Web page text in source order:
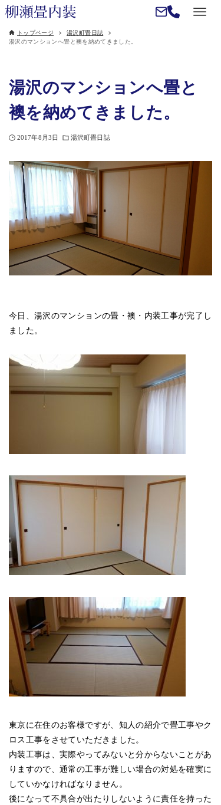
トップページ
湯沢町畳日誌
湯沢のマンションへ畳と襖を納めてきました。
湯沢のマンションへ畳と
襖を納めてきました。
2017年8月3日 湯沢町畳日誌
今日、湯沢のマンションの畳・襖・内装工事が完了し
ました。
東京に在住のお客様ですが、知人の紹介で畳工事やク
ロス工事をさせていただきました。
内装工事は、実際やってみないと分からないことがあ
りますので、通常の工事が難しい場合の対処を確実に
していかなければなりません。
後になって不具合が出たりしないように責任を持った